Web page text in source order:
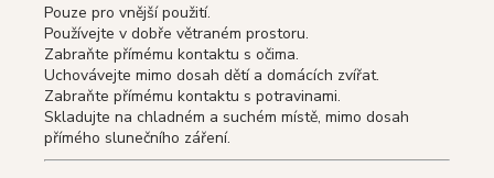
Pouze pro vnější použití.
Používejte v dobře větraném prostoru.
Zabraňte přímému kontaktu s očima.
Uchovávejte mimo dosah dětí a domácích zvířat.
Zabraňte přímému kontaktu s potravinami.
Skladujte na chladném a suchém místě, mimo dosah
přímého slunečního záření.